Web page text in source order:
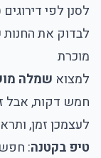
לסנן לפי דירוגים (4.5 ומעלה זה
לבדוק את החנות
מוכרת
למצוא שמלה
חמש דקות, אבל
לעצמכן זמן,
טיפ בקטנה